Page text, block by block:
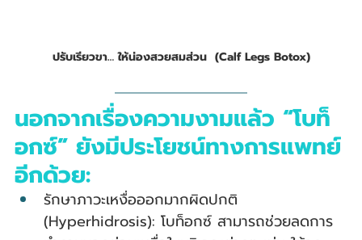
ปรับเรียวขา… ให้น่องสวยสมส่วน  (Calf Legs Botox)
นอกจากเรื่องความงามแล้ว “โบท็
อกซ์” ยังมีประโยชน์ทางการแพทย์
อีกด้วย:
รักษาภาวะเหงื่อออกมากผิดปกติ
(Hyperhidrosis): โบท็อกซ์ สามารถช่วยลดการ